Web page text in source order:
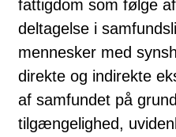
fattigdom som følge
deltagelse i
mennesker med
direkte og indirekte
af samfundet på
tilgængelighed,